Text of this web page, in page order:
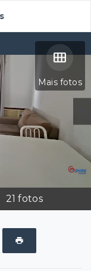
Mais fotos
21 fotos